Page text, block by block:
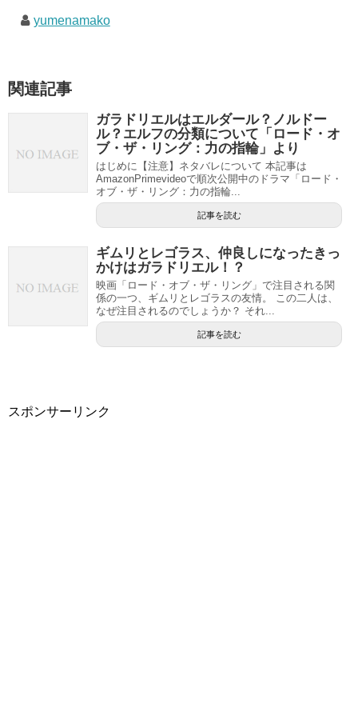
yumenamako
関連記事
ガラドリエルはエルダール？ノルドー
ル？エルフの分類について「ロード・オ
ブ・ザ・リング：力の指輪」より
はじめに【注意】ネタバレについて 本記事は
AmazonPrimevideoで順次公開中のドラマ「ロード・
オブ・ザ・リング：力の指輪...
記事を読む
ギムリとレゴラス、仲良しになったきっ
かけはガラドリエル！？
映画「ロード・オブ・ザ・リング」で注目される関
係の一つ、ギムリとレゴラスの友情。 この二人は、
なぜ注目されるのでしょうか？ それ...
記事を読む
スポンサーリンク